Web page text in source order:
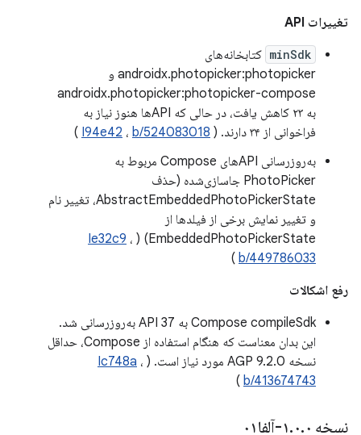
تغییرات API
minSdk کتابخانه‌های
androidx.photopicker:photopicker و
androidx.photopicker:photopicker-compose
به ۲۳ کاهش یافت، در حالی که APIها هنوز نیاز به
فراخوانی از ۳۴ دارند. (
I94e42 ، b/524083018
)
به‌روزرسانی APIهای Compose مربوط به
PhotoPicker جاسازی‌شده (حذف
AbstractEmbeddedPhotoPickerState، تغییر نام
و تغییر نمایش برخی از فیلدها از
EmbeddedPhotoPickerState) (
Ie32c9 ،
b/449786033
)
رفع اشکالات
Compose compileSdk به API 37 به‌روزرسانی شد.
این بدان معناست که هنگام استفاده از Compose، حداقل
نسخه AGP 9.2.0 مورد نیاز است. (
Ic748a ،
b/413674743
)
نسخه ۱ .۰.۰-آلفا۰۱